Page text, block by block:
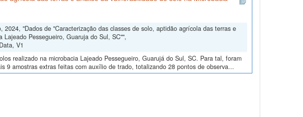
2024, "Dados de "Caracterização das classes de solo, aptidão agrícola das terras e
Pessegueiro, Guaruja do Sul, SC"",
V1
realizado na microbacia Lajeado Pessegueiro, Guarujá do Sul, SC. Para tal, foram
9 amostras extras feitas com auxílio de trado, totalizando 28 pontos de observa...